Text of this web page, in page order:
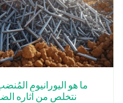
ما هو اليورانيوم
نتخلص من آثاره